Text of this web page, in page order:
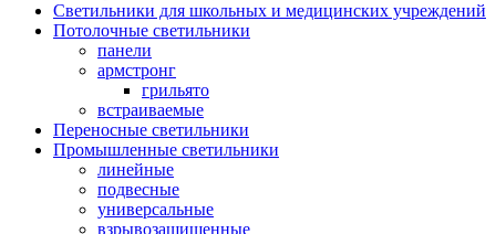
Светильники для школьных и медицинских учреждений
Потолочные светильники
панели
армстронг
грильято
встраиваемые
Переносные светильники
Промышленные светильники
линейные
подвесные
универсальные
взрывозащищенные